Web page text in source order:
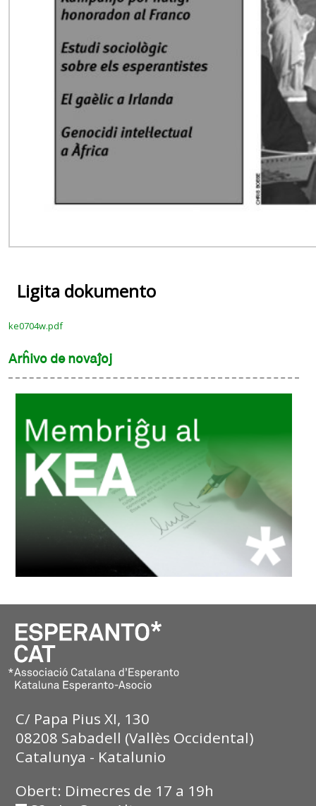
Ligita dokumento
ke0704w.pdf
Arĥivo de novaĵoj
C/ Papa Pius XI, 130
08208 Sabadell (Vallès Occidental)
Catalunya - Katalunio
Obert: Dimecres de 17 a 19h